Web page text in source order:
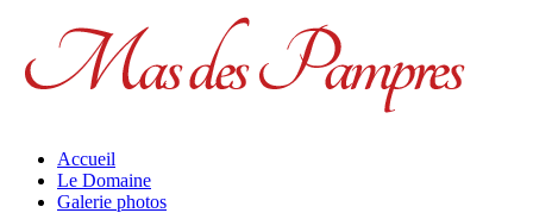
Accueil
Le Domaine
Galerie photos